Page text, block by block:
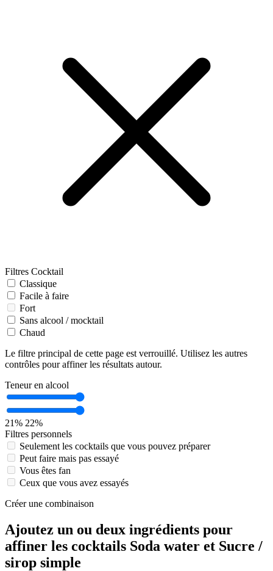
Filtres Cocktail
Classique
Facile à faire
Fort
Sans alcool / mocktail
Chaud
Le filtre principal de cette page est verrouillé. Utilisez les autres
contrôles pour affiner les résultats autour.
Teneur en alcool
21% 22%
Filtres personnels
Seulement les cocktails que vous pouvez préparer
Peut faire mais pas essayé
Vous êtes fan
Ceux que vous avez essayés
Créer une combinaison
Ajoutez un ou deux ingrédients pour
affiner les cocktails Soda water et Sucre /
sirop simple